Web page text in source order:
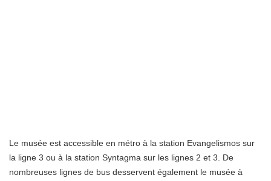
Le musée est accessible en métro à la station Evangelismos sur
la ligne 3 ou à la station Syntagma sur les lignes 2 et 3. De
nombreuses lignes de bus desservent également le musée à